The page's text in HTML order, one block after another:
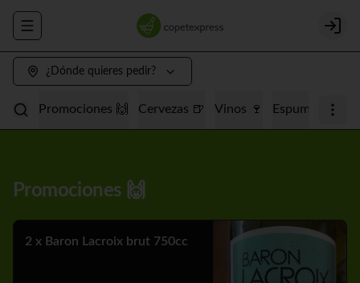
Abrir menu de navegación Login
¿Dónde quieres pedir?
Promociones 🙌 Cervezas 🍺 Vinos 🍷 Espumantes 🥂
Promociones 🙌
2 x Baron Lacroix brut 750cc